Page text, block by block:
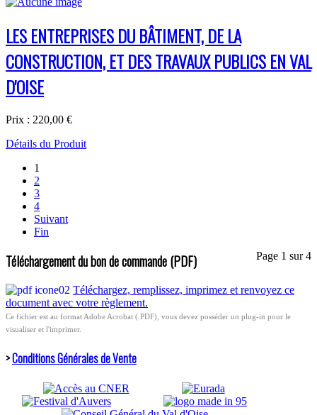
LES ENTREPRISES DU BÂTIMENT, DE LA
CONSTRUCTION, ET DES TRAVAUX PUBLICS EN VAL
D'OISE
Prix : 220,00 €
Détails du Produit
1
2
3
4
Suivant
Fin
Page 1 sur 4
Téléchargement du bon de commande (PDF)
Téléchargez, remplissez, imprimez et renvoyez ce
document avec votre règlement.
Ce fichier est au format Adobe Acrobat (.PDF), vous devez posséder un plug-in pour le
visualiser et l'imprimer.
>Conditions Générales de Vente